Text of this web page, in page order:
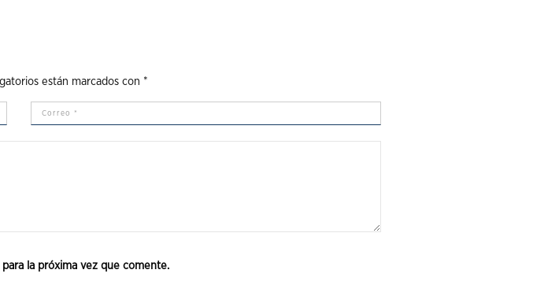
están marcados con *
la próxima vez que comente.